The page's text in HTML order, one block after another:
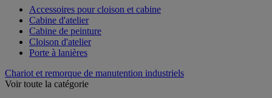
Accessoires pour cloison et cabine
Cabine d'atelier
Cabine de peinture
Cloison d'atelier
Porte à lanières
Chariot et remorque de manutention industriels
Voir toute la catégorie